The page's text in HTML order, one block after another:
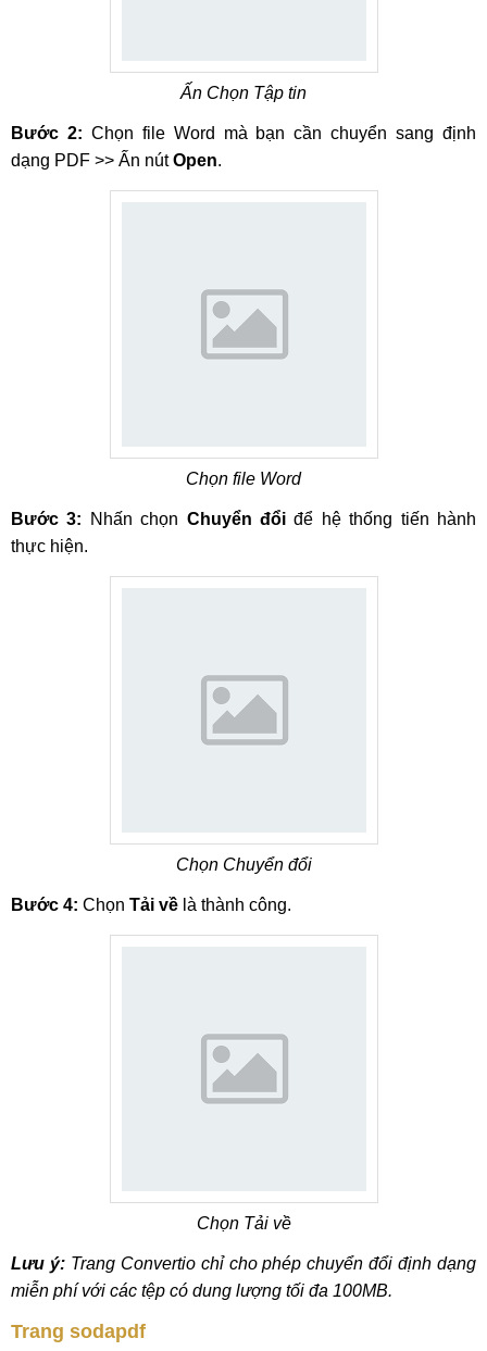
Ấn Chọn Tập tin
Bước 2: Chọn file Word mà bạn cần chuyển sang định
dạng PDF >> Ấn nútOpen.
Chọn file Word
Bước 3: Nhấn chọn Chuyển đổi để hệ thống tiến hành
thực hiện.
Chọn Chuyển đổi
Bước 4: Chọn Tải về là thành công.
Chọn Tải về
Lưu ý:Trang Convertio chỉ cho phép chuyển đổi định dạng
miễn phí với các tệp có dung lượng tối đa 100MB.
Trang sodapdf